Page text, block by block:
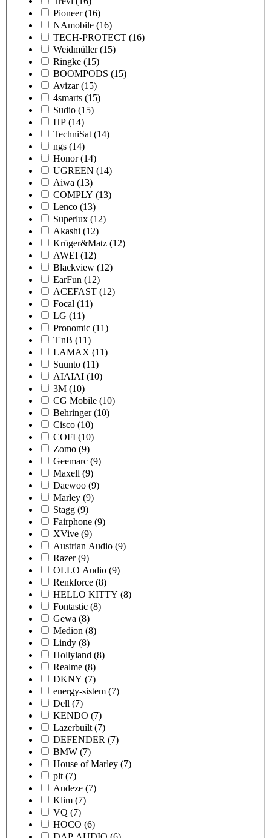
Pioneer (16)
NAmobile (16)
TECH-PROTECT (16)
Weidmüller (15)
Ringke (15)
BOOMPODS (15)
Avizar (15)
4smarts (15)
Sudio (15)
HP (14)
TechniSat (14)
ngs (14)
Honor (14)
UGREEN (14)
Aiwa (13)
COMPLY (13)
Lenco (13)
Superlux (12)
Akashi (12)
Krüger&Matz (12)
AWEI (12)
Blackview (12)
EarFun (12)
ACEFAST (12)
Focal (11)
LG (11)
Pronomic (11)
T'nB (11)
LAMAX (11)
Suunto (11)
AIAIAI (10)
3M (10)
CG Mobile (10)
Behringer (10)
Cisco (10)
COFI (10)
Zomo (9)
Geemarc (9)
Maxell (9)
Daewoo (9)
Marley (9)
Stagg (9)
Fairphone (9)
XVive (9)
Austrian Audio (9)
Razer (9)
OLLO Audio (9)
Renkforce (8)
HELLO KITTY (8)
Fontastic (8)
Gewa (8)
Medion (8)
Lindy (8)
Hollyland (8)
Realme (8)
DKNY (7)
energy-sistem (7)
Dell (7)
KENDO (7)
Lazerbuilt (7)
DEFENDER (7)
BMW (7)
House of Marley (7)
plt (7)
Audeze (7)
Klim (7)
VQ (7)
HOCO (6)